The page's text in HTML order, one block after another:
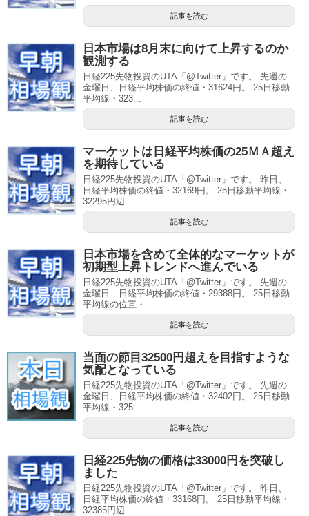
記事を読む
日本市場は8月末に向けて上昇するのか
観測する
日経225先物投資のUTA「@Twitter」です。 先週の
金曜日、日経平均株価の終値・31624円。 25日移動
平均線・323...
記事を読む
マーケットは日経平均株価の25ＭＡ超え
を期待している
日経225先物投資のUTA「@Twitter」です。 昨日、
日経平均株価の終値・32169円。 25日移動平均線・
32295円辺...
記事を読む
日本市場を含めて全体的なマーケットが
初期型上昇トレンドへ進んでいる
日経225先物投資のUTA「@Twitter」です。 先週の
金曜日 日経平均株価の終値・29388円。 25日移動
平均線の位置・...
記事を読む
当面の節目32500円超えを目指すような
気配となっている
日経225先物投資のUTA「@Twitter」です。 先週の
金曜日、日経平均株価の終値・32402円。 25日移動
平均線・325...
記事を読む
日経225先物の価格は33000円を突破し
ました
日経225先物投資のUTA「@Twitter」です。 昨日、
日経平均株価の終値・33168円。 25日移動平均線・
32385円辺...